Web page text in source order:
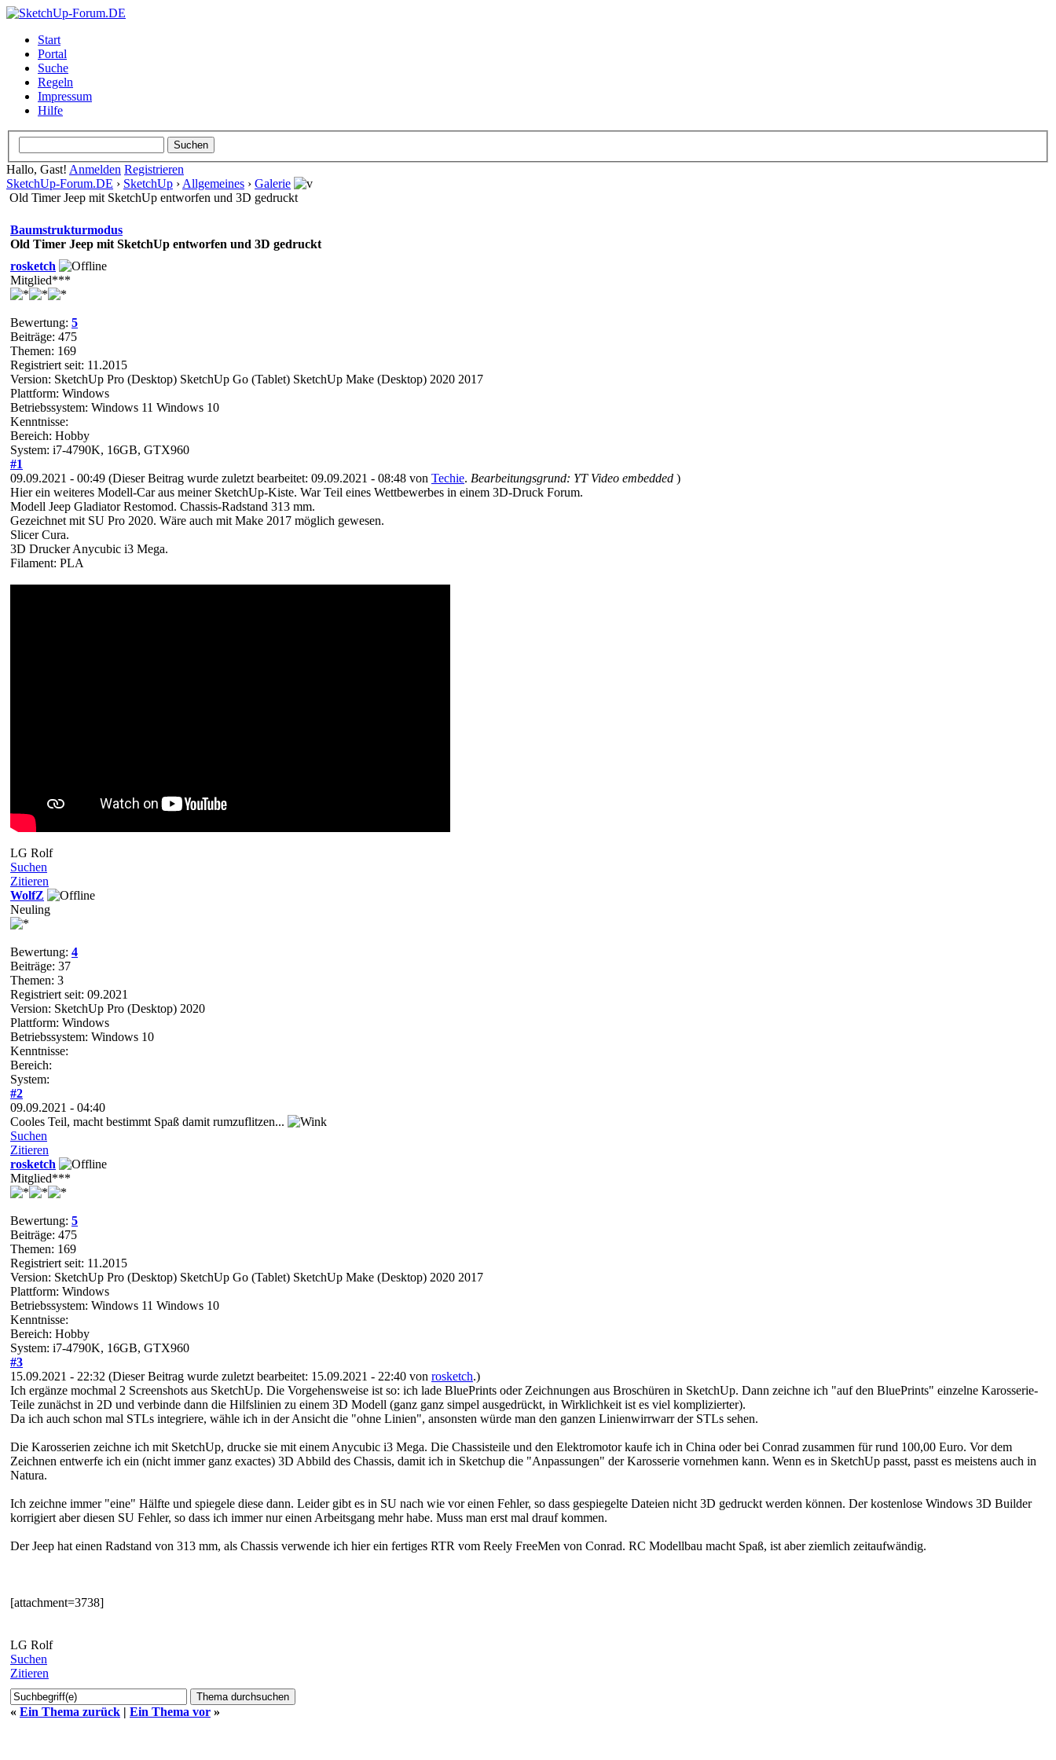
Start
Portal
Suche
Regeln
Impressum
Hilfe
Hallo, Gast! Anmelden Registrieren
SketchUp-Forum.DE › SketchUp › Allgemeines › Galerie
Old Timer Jeep mit SketchUp entworfen und 3D gedruckt
Baumstrukturmodus
Old Timer Jeep mit SketchUp entworfen und 3D gedruckt
rosketch
Mitglied***
Bewertung: 5
Beiträge: 475
Themen: 169
Registriert seit: 11.2015
Version: SketchUp Pro (Desktop) SketchUp Go (Tablet) SketchUp Make (Desktop) 2020 2017
Plattform: Windows
Betriebssystem: Windows 11 Windows 10
Kenntnisse:
Bereich: Hobby
System: i7-4790K, 16GB, GTX960
#1
09.09.2021 - 00:49 (Dieser Beitrag wurde zuletzt bearbeitet: 09.09.2021 - 08:48 von Techie. Bearbeitungsgrund: YT Video embedded )
Hier ein weiteres Modell-Car aus meiner SketchUp-Kiste. War Teil eines Wettbewerbes in einem 3D-Druck Forum.
Modell Jeep Gladiator Restomod. Chassis-Radstand 313 mm.
Gezeichnet mit SU Pro 2020. Wäre auch mit Make 2017 möglich gewesen.
Slicer Cura.
3D Drucker Anycubic i3 Mega.
Filament: PLA
LG Rolf
Suchen
Zitieren
WolfZ
Neuling
Bewertung: 4
Beiträge: 37
Themen: 3
Registriert seit: 09.2021
Version: SketchUp Pro (Desktop) 2020
Plattform: Windows
Betriebssystem: Windows 10
Kenntnisse:
Bereich:
System:
#2
09.09.2021 - 04:40
Cooles Teil, macht bestimmt Spaß damit rumzuflitzen...
Suchen
Zitieren
rosketch
Mitglied***
Bewertung: 5
Beiträge: 475
Themen: 169
Registriert seit: 11.2015
Version: SketchUp Pro (Desktop) SketchUp Go (Tablet) SketchUp Make (Desktop) 2020 2017
Plattform: Windows
Betriebssystem: Windows 11 Windows 10
Kenntnisse:
Bereich: Hobby
System: i7-4790K, 16GB, GTX960
#3
15.09.2021 - 22:32 (Dieser Beitrag wurde zuletzt bearbeitet: 15.09.2021 - 22:40 von rosketch.)
Ich ergänze mochmal 2 Screenshots aus SketchUp. Die Vorgehensweise ist so: ich lade BluePrints oder Zeichnungen aus Broschüren in SketchUp. Dann zeichne ich "auf den BluePrints" einzelne Karosserie-
Teile zunächst in 2D und verbinde dann die Hilfslinien zu einem 3D Modell (ganz ganz simpel ausgedrückt, in Wirklichkeit ist es viel komplizierter).
Da ich auch schon mal STLs integriere, wähle ich in der Ansicht die "ohne Linien", ansonsten würde man den ganzen Linienwirrwarr der STLs sehen.
Die Karosserien zeichne ich mit SketchUp, drucke sie mit einem Anycubic i3 Mega. Die Chassisteile und den Elektromotor kaufe ich in China oder bei Conrad zusammen für rund 100,00 Euro. Vor dem
Zeichnen entwerfe ich ein (nicht immer ganz exactes) 3D Abbild des Chassis, damit ich in Sketchup die "Anpassungen" der Karosserie vornehmen kann. Wenn es in SketchUp passt, passt es meistens auch in
Natura.
Ich zeichne immer "eine" Hälfte und spiegele diese dann. Leider gibt es in SU nach wie vor einen Fehler, so dass gespiegelte Dateien nicht 3D gedruckt werden können. Der kostenlose Windows 3D Builder
korrigiert aber diesen SU Fehler, so dass ich immer nur einen Arbeitsgang mehr habe. Muss man erst mal drauf kommen.
Der Jeep hat einen Radstand von 313 mm, als Chassis verwende ich hier ein fertiges RTR vom Reely FreeMen von Conrad. RC Modellbau macht Spaß, ist aber ziemlich zeitaufwändig.
[attachment=3738]
LG Rolf
Suchen
Zitieren
« Ein Thema zurück | Ein Thema vor »